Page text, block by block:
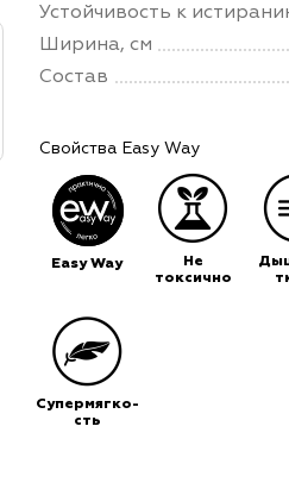
Устойчивость к
Ширина, см
Состав
Свойства Easy Way
Easy Way
Не
токсично
Супермягко-
сть